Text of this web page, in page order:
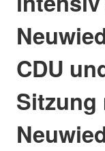
CDU